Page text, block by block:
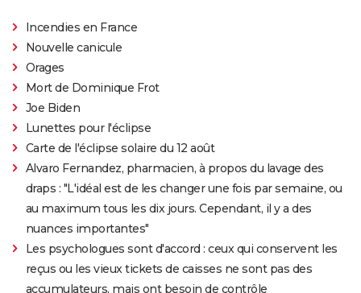
Incendies en France
Nouvelle canicule
Orages
Mort de Dominique Frot
Joe Biden
Lunettes pour l'éclipse
Carte de l'éclipse solaire du 12 août
Alvaro Fernandez, pharmacien, à propos du lavage des
draps : "L'idéal est de les changer une fois par semaine, ou
au maximum tous les dix jours. Cependant, il y a des
nuances importantes"
Les psychologues sont d'accord : ceux qui conservent les
reçus ou les vieux tickets de caisses ne sont pas des
accumulateurs, mais ont besoin de contrôle